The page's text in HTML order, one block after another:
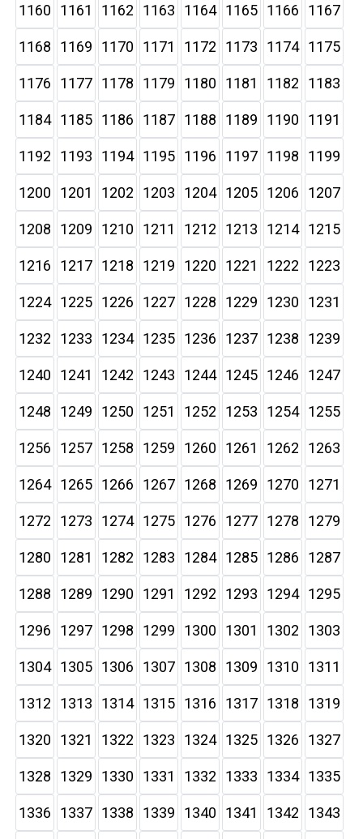
1160 1161 1162 1163 1164 1165 1166 1167
1168 1169 1170 1171 1172 1173 1174 1175
1176 1177 1178 1179 1180 1181 1182 1183
1184 1185 1186 1187 1188 1189 1190 1191
1192 1193 1194 1195 1196 1197 1198 1199
1200 1201 1202 1203 1204 1205 1206 1207
1208 1209 1210 1211 1212 1213 1214 1215
1216 1217 1218 1219 1220 1221 1222 1223
1224 1225 1226 1227 1228 1229 1230 1231
1232 1233 1234 1235 1236 1237 1238 1239
1240 1241 1242 1243 1244 1245 1246 1247
1248 1249 1250 1251 1252 1253 1254 1255
1256 1257 1258 1259 1260 1261 1262 1263
1264 1265 1266 1267 1268 1269 1270 1271
1272 1273 1274 1275 1276 1277 1278 1279
1280 1281 1282 1283 1284 1285 1286 1287
1288 1289 1290 1291 1292 1293 1294 1295
1296 1297 1298 1299 1300 1301 1302 1303
1304 1305 1306 1307 1308 1309 1310 1311
1312 1313 1314 1315 1316 1317 1318 1319
1320 1321 1322 1323 1324 1325 1326 1327
1328 1329 1330 1331 1332 1333 1334 1335
1336 1337 1338 1339 1340 1341 1342 1343